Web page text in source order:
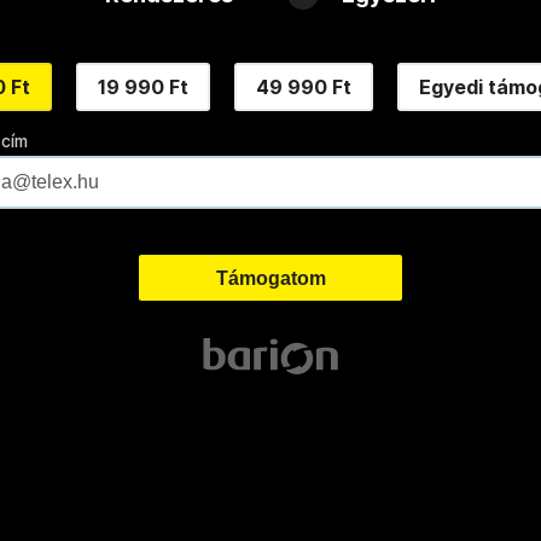
Ft 19 990 Ft 49 990 Ft Egyedi